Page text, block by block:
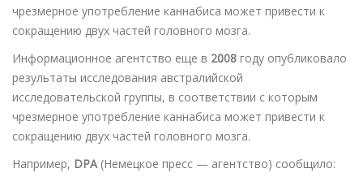
чрезмерное употребление каннабиса может привести к
сокращению двух частей головного мозга.
Информационное агентство еще в 2008 году опубликовало
результаты исследования австралийской
исследовательской группы, в соответствии с которым
чрезмерное употребление каннабиса может привести к
сокращению двух частей головного мозга.
Например, DPA(Немецкое пресс — агентство) сообщило: